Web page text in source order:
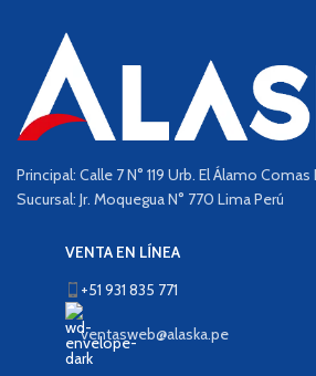
Principal: Calle 7 N° 119 Urb. El Álamo Comas
Sucursal: Jr. Moquegua N° 770 Lima Perú
VENTA EN LÍNEA
+51 931 835 771
ventasweb@alaska.pe